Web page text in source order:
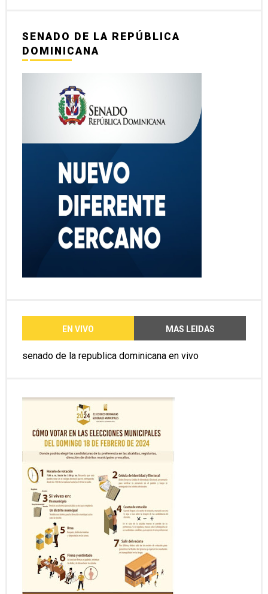
SENADO DE LA REPÚBLICA
DOMINICANA
EN VIVO MAS LEIDAS
senado de la republica dominicana en vivo